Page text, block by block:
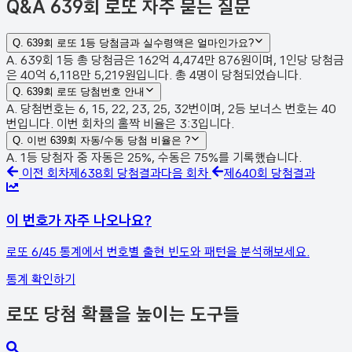
Q&A 639회 로또 자주 묻는 질문
Q. 639회 로또 1등 당첨금과 실수령액은 얼마인가요?
A. 639회 1등 총 당첨금은 162억 4,474만 876원이며, 1인당 당첨금
은 40억 6,118만 5,219원입니다. 총 4명이 당첨되었습니다.
Q. 639회 로또 당첨번호 안내
A. 당첨번호는 6, 15, 22, 23, 25, 32번이며, 2등 보너스 번호는 40
번입니다. 이번 회차의 홀짝 비율은 3:3입니다.
Q. 이번 639회 자동/수동 당첨 비율은 ?
A. 1등 당첨자 중 자동은 25%, 수동은 75%를 기록했습니다.
이전 회차제 638회 당첨결과다음 회차 제 640회 당첨결과
이 번호가 자주 나오나요?
로또 6/45 통계에서 번호별 출현 빈도와 패턴을 분석해보세요.
통계 확인하기
로또 당첨 확률을 높이는 도구들